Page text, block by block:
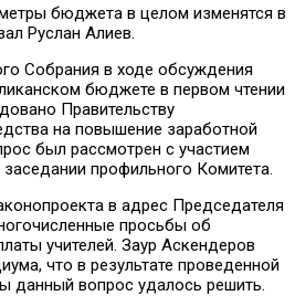
бюджета в целом изменятся в
Руслан Алиев.
Собрания в ходе обсуждения
бюджете в первом чтении
Правительству
на повышение заработной
был рассмотрен с участием
профильного Комитета.
в адрес Председателя
просьбы об
учителей. Заур Аскендеров
что в результате проведенной
данный вопрос удалось решить.